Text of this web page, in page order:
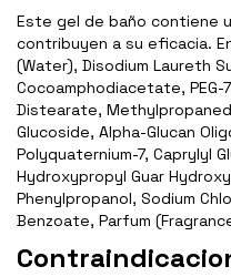
Este gel de baño contiene
contribuyen a su eficacia.
(Water), Disodium Laureth
Cocoamphodiacetate, PEG-
Distearate,
Glucoside, Alpha-Glucan
Polyquaternium-7, Caprylyl
Hydroxypropyl Guar
Phenylpropanol, Sodium
Benzoate, Parfum